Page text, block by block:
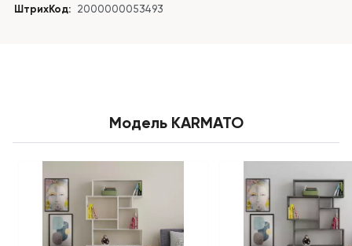
ШтрихКод: 2000000053493
Модель KARMATO